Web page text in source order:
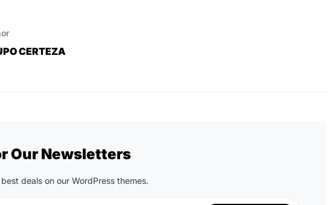
CERTEZA
Our Newsletters
deals on our WordPress themes.